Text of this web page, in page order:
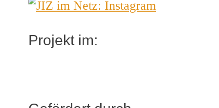
Projekt im: